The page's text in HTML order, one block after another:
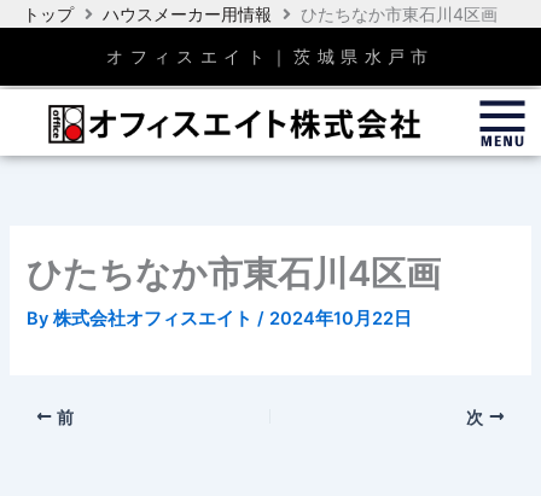
ッ
トップ ハウスメーカー用情報 ひたちなか市東石川4区画
オフィスエイト｜茨城県水戸市
ひたちなか市東石川4区画
By株式会社オフィスエイト/ 2024年10月22日
前 次